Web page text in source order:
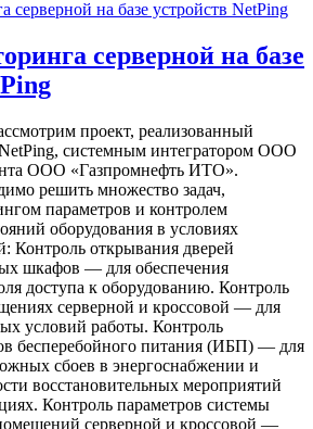
серверной на базе
проект, реализованный
системным интегратором ООО
ООО «Газпромнефть ИТО».
решить множество задач,
параметров и контролем
оборудования в условиях
Контроль открывания дверей
шкафов ― для обеспечения
доступа к оборудованию. Контроль
серверной и кроссовой ― для
условий работы. Контроль
бесперебойного питания (ИБП) ― для
сбоев в энергоснабжении и
восстановительных мероприятий
Контроль параметров системы
серверной и кроссовой ―